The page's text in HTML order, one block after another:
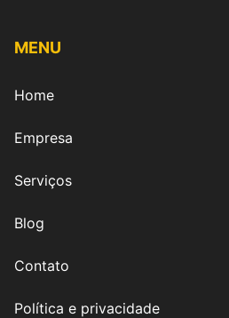
MENU
Home
Empresa
Serviços
Blog
Contato
Política e privacidade